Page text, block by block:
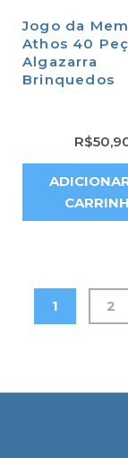
Jogo da
Athos 40
Algazarra
Brinquedos
R$
1 2